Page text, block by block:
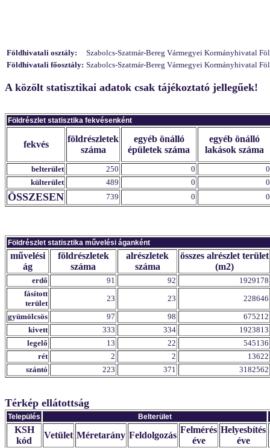
Földhivatali osztály:
Szabolcs-Szatmár-Bereg Vármegyei Kormányhivatal
Földhivatali főosztály: Szabolcs-Szatmár-Bereg Vármegyei Kormányhivatal
A közölt statisztikai adatok csak tájékoztató jellegűek!
Földrészlet statisztika fekvésenként
fekvés
földrészletek
száma
egyéb önálló
épületek száma
egyéb önálló
lakások száma
belterület 250 0
0
külterület
489 0 0
ÖSSZESEN 739 0 0
Földrészlet statisztika művelési áganként
művelési
ág
földrészletek
száma
alrészletek
száma
összes alrészlet terület
(m2)
erdő 91 92
1929178
fásított
terület
23 23
228646
gyümölcsös
97 98
675212
kivett
333 334
1923813
legelő
13 22
545136
rét
2 2
13622
szántó
223 371 3182562
Térkép ellátottság
Település Belterület
KSH
kód
Vetület Méretarány Feldolgozás
Felmérés
éve
Helyesbítés
éve